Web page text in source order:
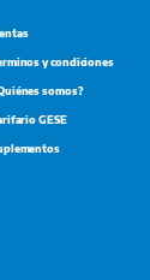
y condiciones
somos?
GESE